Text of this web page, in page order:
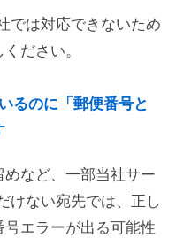
では対応できないため
ださい。
るのに「郵便番号と
など、一部当社サー
けない宛先では、正し
エラーが出る可能性